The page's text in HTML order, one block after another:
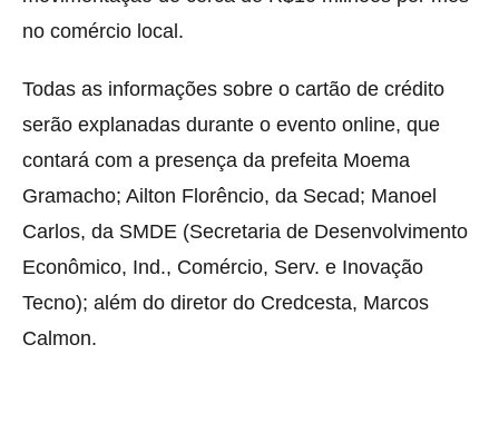
no comércio local.
Todas as informações sobre o cartão de crédito
serão explanadas durante o evento online, que
contará com a presença da prefeita Moema
Gramacho; Ailton Florêncio, da Secad; Manoel
Carlos, da SMDE (Secretaria de Desenvolvimento
Econômico, Ind., Comércio, Serv. e Inovação
Tecno); além do diretor do Credcesta, Marcos
Calmon.